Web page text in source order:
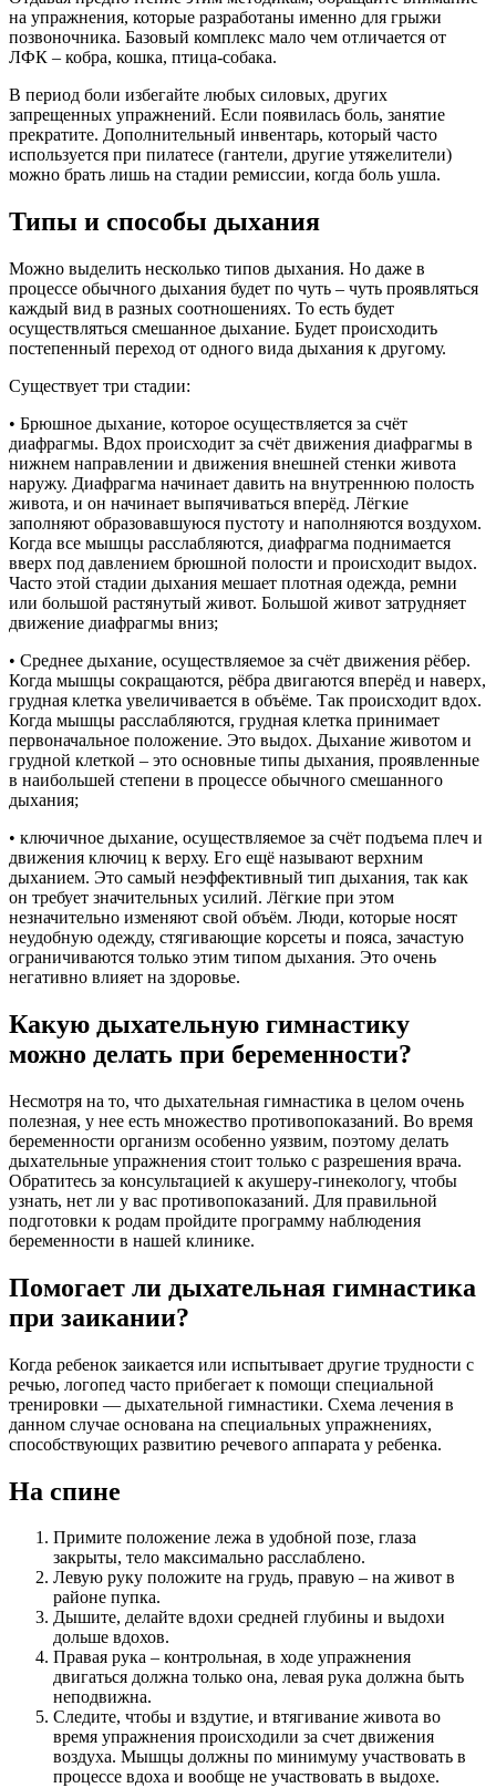
на упражнения, которые разработаны именно для грыжи
позвоночника. Базовый комплекс мало чем отличается от
ЛФК – кобра, кошка, птица-собака.
В период боли избегайте любых силовых, других
запрещенных упражнений. Если появилась боль, занятие
прекратите. Дополнительный инвентарь, который часто
используется при пилатесе (гантели, другие утяжелители)
можно брать лишь на стадии ремиссии, когда боль ушла.
Типы и способы дыхания
Можно выделить несколько типов дыхания. Но даже в
процессе обычного дыхания будет по чуть – чуть проявляться
каждый вид в разных соотношениях. То есть будет
осуществляться смешанное дыхание. Будет происходить
постепенный переход от одного вида дыхания к другому.
Существует три стадии:
• Брюшное дыхание, которое осуществляется за счёт
диафрагмы. Вдох происходит за счёт движения диафрагмы в
нижнем направлении и движения внешней стенки живота
наружу. Диафрагма начинает давить на внутреннюю полость
живота, и он начинает выпячиваться вперёд. Лёгкие
заполняют образовавшуюся пустоту и наполняются воздухом.
Когда все мышцы расслабляются, диафрагма поднимается
вверх под давлением брюшной полости и происходит выдох.
Часто этой стадии дыхания мешает плотная одежда, ремни
или большой растянутый живот. Большой живот затрудняет
движение диафрагмы вниз;
• Среднее дыхание, осуществляемое за счёт движения рёбер.
Когда мышцы сокращаются, рёбра двигаются вперёд и наверх,
грудная клетка увеличивается в объёме. Так происходит вдох.
Когда мышцы расслабляются, грудная клетка принимает
первоначальное положение. Это выдох. Дыхание животом и
грудной клеткой – это основные типы дыхания, проявленные
в наибольшей степени в процессе обычного смешанного
дыхания;
• ключичное дыхание, осуществляемое за счёт подъема плеч и
движения ключиц к верху. Его ещё называют верхним
дыханием. Это самый неэффективный тип дыхания, так как
он требует значительных усилий. Лёгкие при этом
незначительно изменяют свой объём. Люди, которые носят
неудобную одежду, стягивающие корсеты и пояса, зачастую
ограничиваются только этим типом дыхания. Это очень
негативно влияет на здоровье.
Какую дыхательную гимнастику
можно делать при беременности?
Несмотря на то, что дыхательная гимнастика в целом очень
полезная, у нее есть множество противопоказаний. Во время
беременности организм особенно уязвим, поэтому делать
дыхательные упражнения стоит только с разрешения врача.
Обратитесь за консультацией к акушеру-гинекологу, чтобы
узнать, нет ли у вас противопоказаний. Для правильной
подготовки к родам пройдите программу наблюдения
беременности в нашей клинике.
Помогает ли дыхательная гимнастика
при заикании?
Когда ребенок заикается или испытывает другие трудности с
речью, логопед часто прибегает к помощи специальной
тренировки — дыхательной гимнастики. Схема лечения в
данном случае основана на специальных упражнениях,
способствующих развитию речевого аппарата у ребенка.
На спине
Примите положение лежа в удобной позе, глаза
закрыты, тело максимально расслаблено.
Левую руку положите на грудь, правую – на живот в
районе пупка.
Дышите, делайте вдохи средней глубины и выдохи
дольше вдохов.
Правая рука – контрольная, в ходе упражнения
двигаться должна только она, левая рука должна быть
неподвижна.
Следите, чтобы и вздутие, и втягивание живота во
время упражнения происходили за счет движения
воздуха. Мышцы должны по минимуму участвовать в
процессе вдоха и вообще не участвовать в выдохе.